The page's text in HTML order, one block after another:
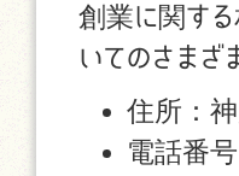
創業に関す
いてのさま
住所：
電話番